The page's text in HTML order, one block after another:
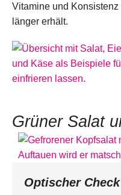
Vitamine und
länger erhält.
Grüner Salat
Optischer Check